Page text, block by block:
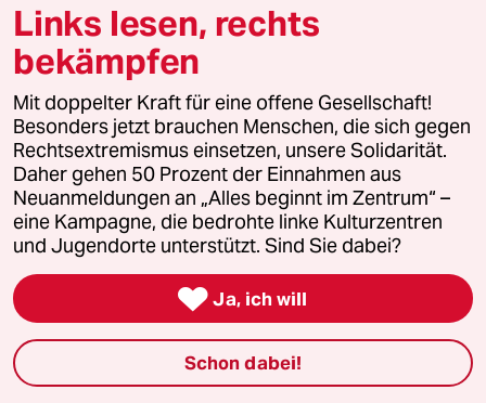
Encantado
26.06.2025
"Beispiel ... der Fall der ermordeten Marianne
Vaatstra in den Niederlanden ... zunächst in der
Nähe des Tatorts lebende Flüchtlinge
verdächtigt, bis durch eine DNA-Analyse ein
weißer Niederländer als Täter identifiziert
werden konnte. Die Argumentation
unterschlägt allerdings, dass die Geflüchteten
womöglich aufgrund von Rassismus als Erste
verdächtigt wurden."
Diese Argumentation unterschlägt allerdings,
dass damit die DNA-Analyse wirksam gegen
diesen Rassismus eingesetzt werden konnte.
Links lesen, rechts
bekämpfen
Mit doppelter Kraft für eine offene Gesellschaft!
Besonders jetzt brauchen Menschen, die sich gegen
Rechtsextremismus einsetzen, unsere Solidarität.
Daher gehen 50 Prozent der Einnahmen aus
Neuanmeldungen an „Alles beginnt im Zentrum“ –
eine Kampagne, die bedrohte linke Kulturzentren
und Jugendorte unterstützt. Sind Sie dabei?
 Ja, ich will
Schon dabei!